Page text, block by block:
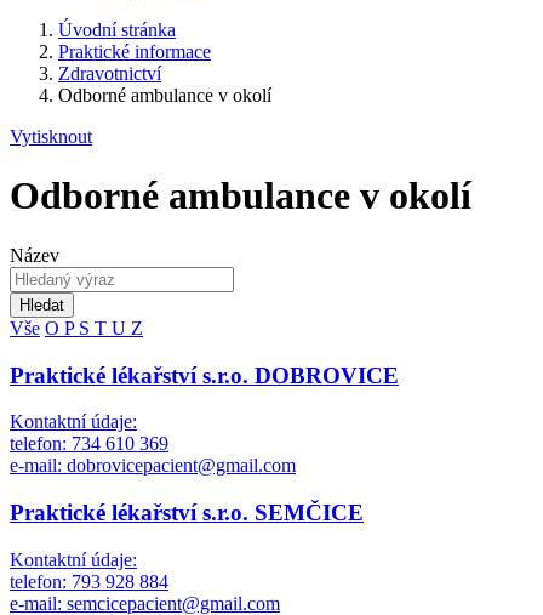
Úvodní stránka
Praktické informace
Zdravotnictví
Odborné ambulance v okolí
Vytisknout
Odborné ambulance v okolí
Název
Hledat
Vše O P S T U Z
Praktické lékařství s.r.o. DOBROVICE
Kontaktní údaje:
telefon: 734 610 369
e-mail: dobrovicepacient@gmail.com
Praktické lékařství s.r.o. SEMČICE
Kontaktní údaje:
telefon: 793 928 884
e-mail: semcicepacient@gmail.com